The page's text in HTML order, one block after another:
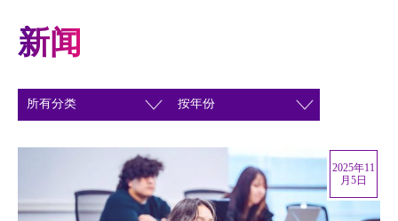
学校领导
师资队伍
聚焦
新闻
2025年11
月5日